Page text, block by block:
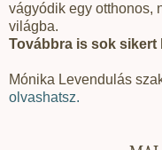
vágyódik egy otthonos,
világba.
Továbbra is sok sikert
Mónika Levendulás
olvashatsz.